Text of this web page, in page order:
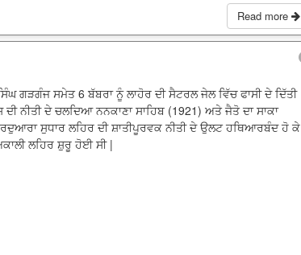
Read more
ਗੜਗੰਜ ਸਮੇਤ 6 ਬੱਬਰਾ ਨੂੰ ਲਾਹੋਰ ਦੀ ਸੈਟਰਲ ਜੇਲ ਵਿੱਚ ਫਾਸੀ ਦੇ ਦਿੱਤੀ
ਨੀਤੀ ਦੇ ਚਲਦਿਆ ਨਨਕਾਣਾ ਸਾਹਿਬ (1921) ਅਤੇ ਜੈਤੋ ਦਾ ਸਾਕਾ
ਸੁਧਾਰ ਲਹਿਰ ਦੀ ਸ਼ਾਤੀਪੂਰਵਕ ਨੀਤੀ ਦੇ ਉਲਟ ਹਥਿਆਰਬੰਦ ਹੋ ਕੇ
ਲਹਿਰ ਸ਼ੁਰੂ ਹੋਈ ਸੀ |